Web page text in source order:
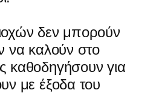
δεν μπορούν
να καλούν στο
καθοδηγήσουν για
με έξοδα του